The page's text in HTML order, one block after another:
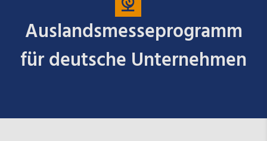
Auslandsmesseprogramm
für deutsche Unternehmen